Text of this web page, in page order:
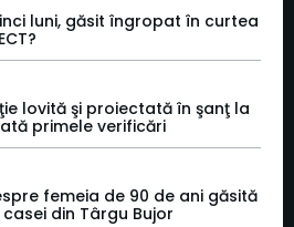
luni, găsit îngropat în curtea
lovită şi proiectată în şanţ la
primele verificări
femeia de 90 de ani găsită
din Târgu Bujor